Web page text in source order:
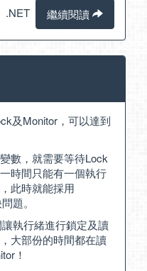
.NET 繼續閱讀
及Monitor，可以達到
數，就需要等待Lock
時間只能有一個執行
此時就能採用
題。
執行緒進行鎖定及讀
大部份的時間都在讀
！